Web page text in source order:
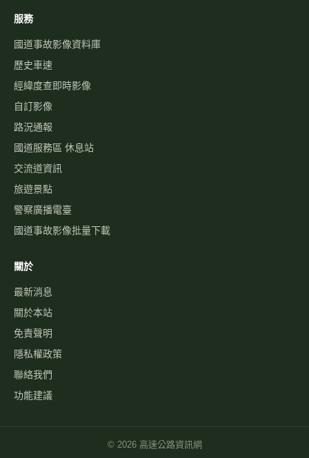
服務
國道事故影像資料庫
歷史車速
經緯度查即時影像
自訂影像
路況通報
國道服務區 休息站
交流道資訊
旅遊景點
警察廣播電臺
國道事故影像批量下載
關於
最新消息
關於本站
免責聲明
隱私權政策
聯絡我們
功能建議
© 2026高速公路資訊網